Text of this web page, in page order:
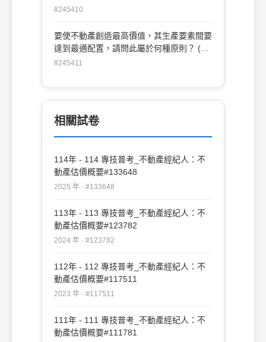
估呢？ (A)違建部分一定要評估。並需就合
其價值 (B)違建部分不予以評估。但委託人
要求評估其價值，並就合法建物及違建部分
可自行斟酌其價值
#245410
要使不動產創造最高價值，其生產要素間要
達到最適配置，請問此屬於何種原則？ (A)
貢獻原則(B)適合原則(C)均衡原則(D)收益
#245411
相關試卷
114年 - 114 專技普考_不動產經紀人：不
動產估價概要#133648
2025 年 · #133648
113年 - 113 專技普考_不動產經紀人：不
動產估價概要#123782
2024 年 · #123782
112年 - 112 專技普考_不動產經紀人：不
動產估價概要#117511
2023 年 · #117511
111年 - 111 專技普考_不動產經紀人：不
動產估價概要#111781